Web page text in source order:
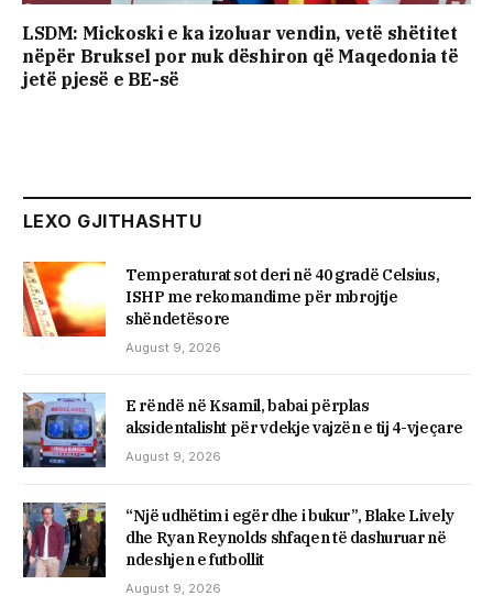
LSDM: Mickoski e ka izoluar vendin, vetë shëtitet
nëpër Bruksel por nuk dëshiron që Maqedonia të
jetë pjesë e BE-së
LEXO GJITHASHTU
Temperaturat sot deri në 40 gradë Celsius,
ISHP me rekomandime për mbrojtje
shëndetësore
August 9, 2026
E rëndë në Ksamil, babai përplas
aksidentalisht për vdekje vajzën e tij 4-vjeçare
August 9, 2026
“Një udhëtim i egër dhe i bukur”, Blake Lively
dhe Ryan Reynolds shfaqen të dashuruar në
ndeshjen e futbollit
August 9, 2026